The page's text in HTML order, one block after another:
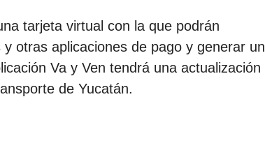
tarjeta virtual con la que podrán
otras aplicaciones de pago y generar un
Va y Ven tendrá una actualización
de Yucatán.